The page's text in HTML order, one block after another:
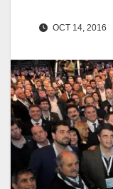
OCT 14, 2016